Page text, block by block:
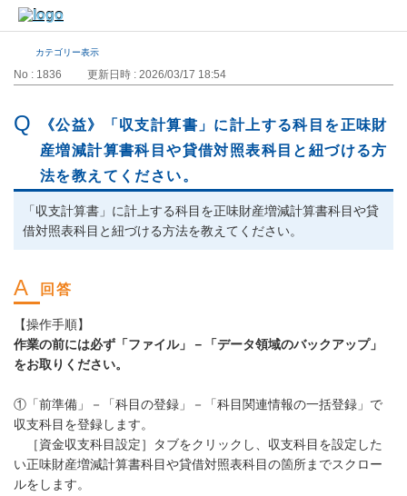
カテゴリー表示
No : 1836 更新日時 : 2026/03/17 18:54
《公益》「収支計算書」に計上する科目を正味財
産増減計算書科目や貸借対照表科目と紐づける方
法を教えてください。
「収支計算書」に計上する科目を正味財産増減計算書科目や貸
借対照表科目と紐づける方法を教えてください。
【操作手順】
作業の前には必ず「ファイル」－「データ領域のバックアップ」
をお取りください。
①「前準備」－「科目の登録」－「科目関連情報の一括登録」で
収支科目を登録します。
［資金収支科目設定］タブをクリックし、収支科目を設定した
い正味財産増減計算書科目や貸借対照表科目の箇所までスクロー
ルをします。